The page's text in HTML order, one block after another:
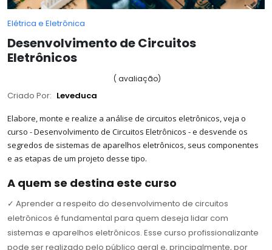
Elétrica e Eletrônica
Desenvolvimento de Circuitos
Eletrônicos
( avaliação)
Criado Por: Leveduca
Elabore, monte e realize a análise de circuitos eletrônicos, veja o
curso - Desenvolvimento de Circuitos Eletrônicos - e desvende os
segredos de sistemas de aparelhos eletrônicos, seus componentes
e as etapas de um projeto desse tipo.
A quem se destina este curso
✓ Aprender a respeito do desenvolvimento de circuitos
eletrônicos é fundamental para quem deseja lidar com
sistemas e aparelhos eletrônicos. Esse curso profissionalizante
pode ser realizado pelo público geral e, principalmente, por